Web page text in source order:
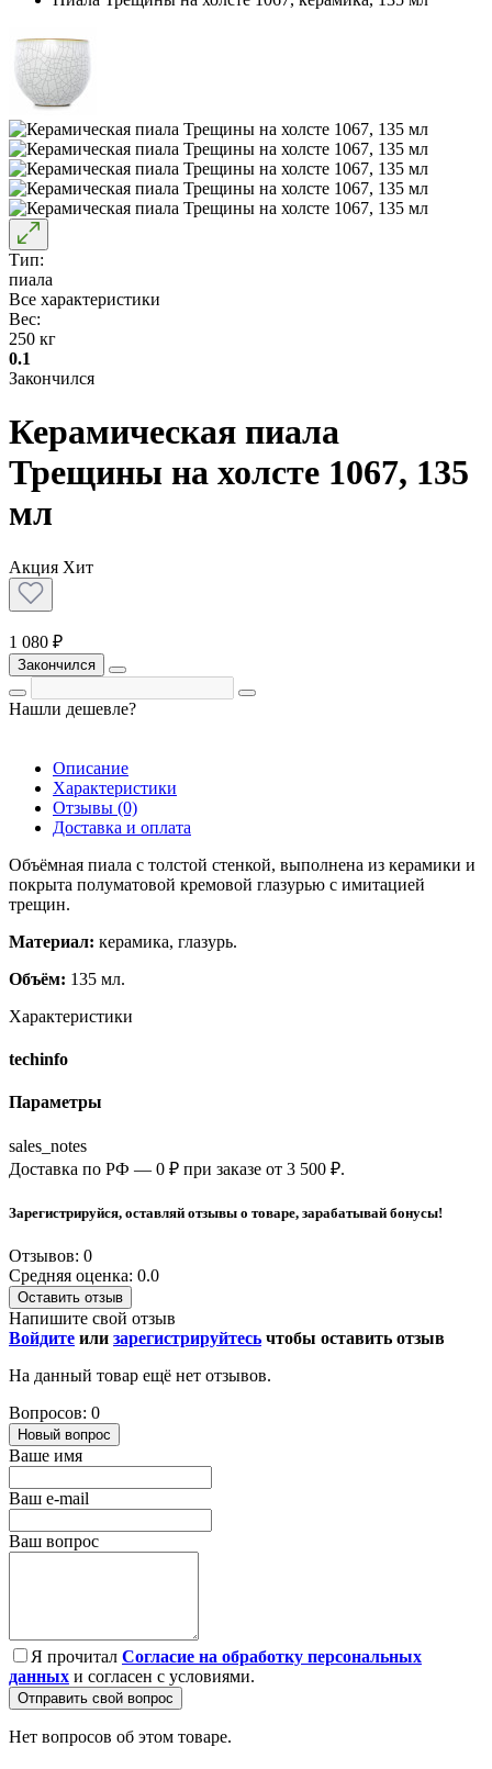
Тип:
пиала
Все характеристики
Вес:
250 кг
0.1
Закончился
Керамическая пиала
Трещины на холсте 1067, 135
мл
Акция Хит
1 080 ₽
Закончился
Нашли дешевле?
Описание
Характеристики
Отзывы (0)
Доставка и оплата
Объёмная пиала с толстой стенкой, выполнена из керамики и
покрыта полуматовой кремовой глазурью с имитацией
трещин.
Материал: керамика, глазурь.
Объём: 135 мл.
Характеристики
techinfo
Параметры
sales_notes
Доставка по РФ — 0 ₽ при заказе от 3 500 ₽.
Зарегистрируйся, оставляй отзывы о товаре, зарабатывай бонусы!
Отзывов: 0
Средняя оценка: 0.0
Оставить отзыв
Напишите свой отзыв
Войдите или зарегистрируйтесь чтобы оставить отзыв
На данный товар ещё нет отзывов.
Вопросов: 0
Новый вопрос
Ваше имя
Ваш e-mail
Ваш вопрос
Я прочитал Согласие на обработку персональных
данных и согласен с условиями.
Отправить свой вопрос
Нет вопросов об этом товаре.